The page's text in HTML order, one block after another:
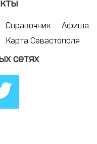
Справочник
Афиша
Карта Севастополя
сетях